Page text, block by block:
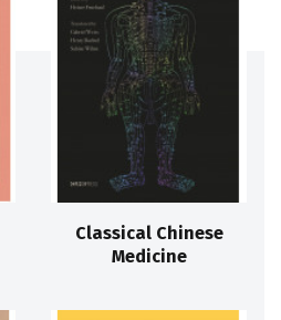
Classical Chinese
Medicine